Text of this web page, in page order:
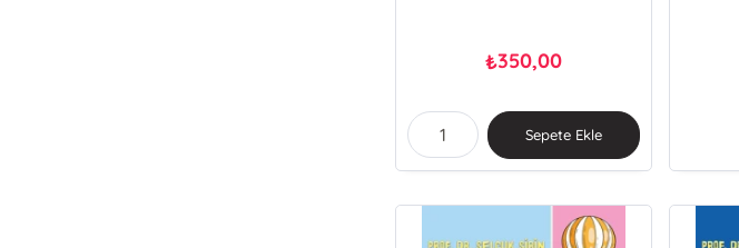
₺350,00
Sepete Ekle